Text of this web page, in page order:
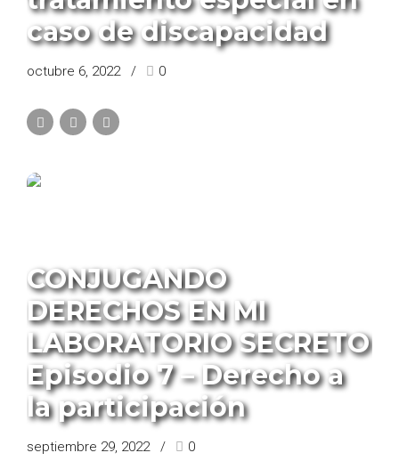
caso de discapacidad
octubre 6, 2022 0
CONJUGANDO
DERECHOS EN MI
LABORATORIO SECRETO
Episodio 7 – Derecho a
la participación
septiembre 29, 2022 0